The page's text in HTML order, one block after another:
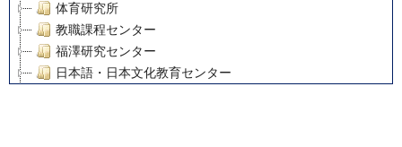
体育研究所
教職課程センター
福澤研究センター
日本語・日本文化教育センター